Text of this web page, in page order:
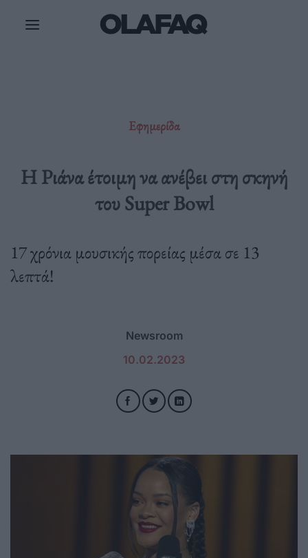
Εφημερίδα
Η Ριάνα έτοιμη να ανέβει στη σκηνή
του Super Bowl
17 χρόνια μουσικής πορείας μέσα σε 13
λεπτά!
Newsroom
10.02.2023